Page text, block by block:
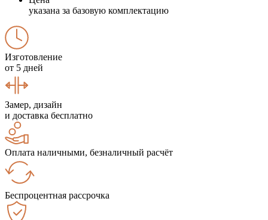
указана за базовую комплектацию
Изготовление
от 5 дней
Замер, дизайн
и доставка бесплатно
Оплата наличными, безналичный расчёт
Беспроцентная рассрочка